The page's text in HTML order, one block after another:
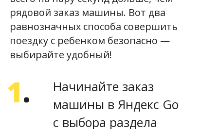
рядовой заказ машины. Вот два
равнозначных способа совершить
поездку с ребенком безопасно —
выбирайте удобный!
это сделать.